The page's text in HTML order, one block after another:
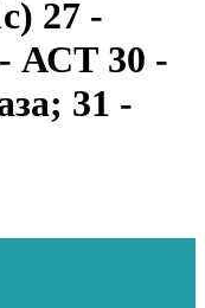
27 -
АСТ 30 -
31 -